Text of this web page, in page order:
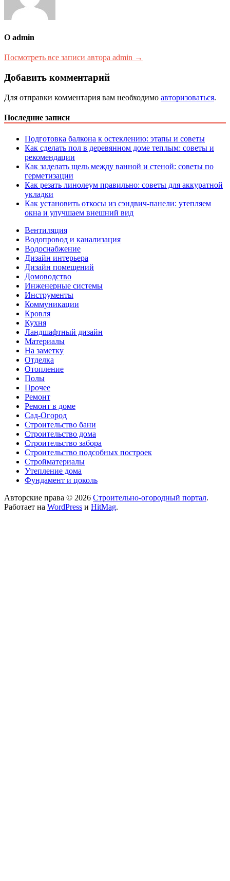
О admin
Посмотреть все записи автора admin →
Добавить комментарий
Для отправки комментария вам необходимо авторизоваться.
Последние записи
Подготовка балкона к остеклению: этапы и советы
Как сделать пол в деревянном доме теплым: советы и
рекомендации
Как заделать щель между ванной и стеной: советы по
герметизации
Как резать линолеум правильно: советы для аккуратной
укладки
Как установить откосы из сэндвич-панели: утепляем
окна и улучшаем внешний вид
Вентиляция
Водопровод и канализация
Водоснабжение
Дизайн интерьера
Дизайн помещений
Домоводство
Инженерные системы
Инструменты
Коммуникации
Кровля
Кухня
Ландшафтный дизайн
Материалы
На заметку
Отделка
Отопление
Полы
Прочее
Ремонт
Ремонт в доме
Сад-Огород
Строительство бани
Строительство дома
Строительство забора
Строительство подсобных построек
Стройматериалы
Утепление дома
Фундамент и цоколь
Авторские права © 2026 Строительно-огородный портал.
Работает на WordPress и HitMag.